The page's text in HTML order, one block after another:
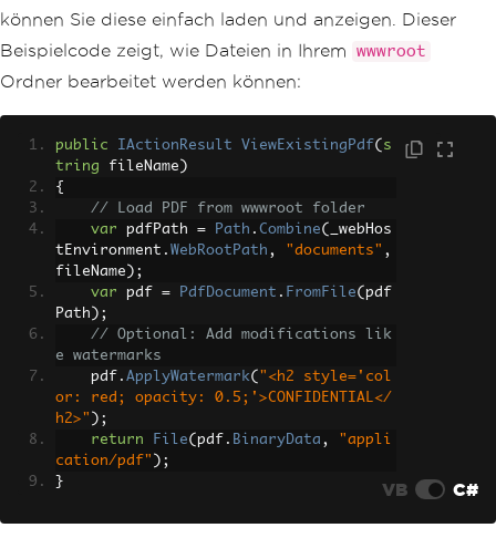
können Sie diese einfach laden und anzeigen. Dieser
Beispielcode zeigt, wie Dateien in Ihrem
wwwroot
Ordner bearbeitet werden können:
public IActionResult ViewExistingPdf( s
tring fileName )
{
// Load PDF from wwwroot folder
var pdfPath = Path . Combine(
_webHos
tEnvironment . WebRootPath , "documents" ,
fileName );
var pdf = PdfDocument . FromFile( pdf
Path );
// Optional: Add modifications lik
e watermarks
    pdf
. ApplyWatermark( "<h2 style='col
or: red; opacity: 0.5;'>CONFIDENTIAL</
h2>" );
return
File( pdf . BinaryData ,
"appli
cation/pdf" );
}
VB C#